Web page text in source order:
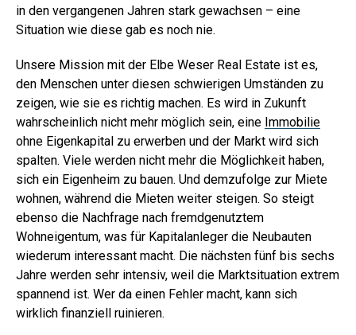
in den vergangenen Jahren stark gewachsen – eine
Situation wie diese gab es noch nie.
Unsere Mission mit der Elbe Weser Real Estate ist es,
den Menschen unter diesen schwierigen Umständen zu
zeigen, wie sie es richtig machen. Es wird in Zukunft
wahrscheinlich nicht mehr möglich sein, eine Immobilie
ohne Eigenkapital zu erwerben und der Markt wird sich
spalten. Viele werden nicht mehr die Möglichkeit haben,
sich ein Eigenheim zu bauen. Und demzufolge zur Miete
wohnen, während die Mieten weiter steigen. So steigt
ebenso die Nachfrage nach fremdgenutztem
Wohneigentum, was für Kapitalanleger die Neubauten
wiederum interessant macht. Die nächsten fünf bis sechs
Jahre werden sehr intensiv, weil die Marktsituation extrem
spannend ist. Wer da einen Fehler macht, kann sich
wirklich finanziell ruinieren.